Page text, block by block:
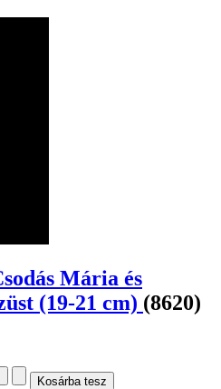
Mária és
(19-21 cm) (8620)